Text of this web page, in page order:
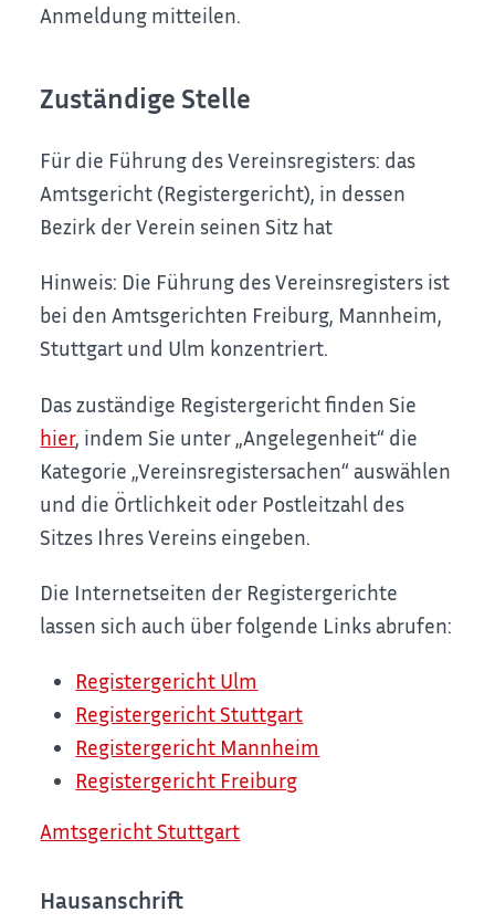
Anmeldung mitteilen.
Zuständige Stelle
Für die Führung des Vereinsregisters: das
Amtsgericht (Registergericht), in dessen
Bezirk der Verein seinen Sitz hat
Hinweis: Die Führung des Vereinsregisters ist
bei den Amtsgerichten Freiburg, Mannheim,
Stuttgart und Ulm konzentriert.
Das zuständige Registergericht finden Sie
hier, indem Sie unter „Angelegenheit“ die
Kategorie „Vereinsregistersachen“ auswählen
und die Örtlichkeit oder Postleitzahl des
Sitzes Ihres Vereins eingeben.
Die Internetseiten der Registergerichte
lassen sich auch über folgende Links abrufen:
Registergericht Ulm
Registergericht Stuttgart
Registergericht Mannheim
Registergericht Freiburg
Amtsgericht Stuttgart
Hausanschrift